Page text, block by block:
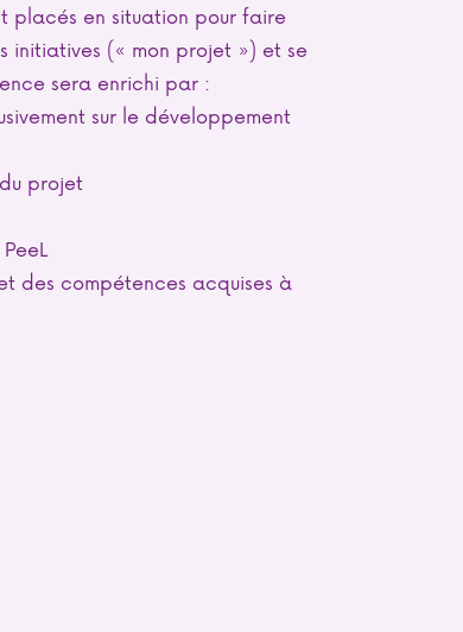
placés en situation pour faire
initiatives (« mon projet ») et se
sera enrichi par :
sur le développement
projet
des compétences acquises à